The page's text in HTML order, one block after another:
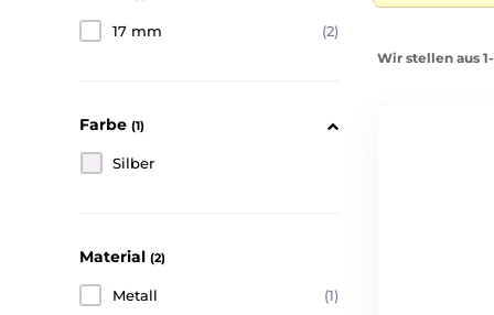
17 mm (2)
Farbe (1)
Silber
Material (2)
Metall
(1)
Wir stellen aus